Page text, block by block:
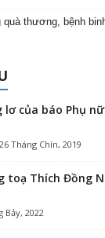
quà thương, bệnh
lơ của báo Phụ
26 Tháng Chín, 2019
toạ Thích Đồng
Bảy, 2022